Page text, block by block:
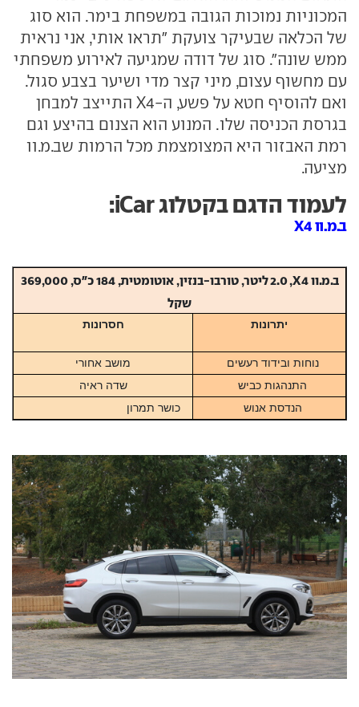
המכוניות נמוכות הגובה במשפחת בימר. הוא סוג
של הכלאה שבעיקר צועקת "תראו אותי, אני נראית
ממש שונה". סוג של דודה שמגיעה לאירוע משפחתי
עם מחשוף עצום, מיני קצר מדי ושיער בצבע סגול.
ואם להוסיף חטא על פשע, ה-X4 התייצב למבחן
בגרסת הכניסה שלו. המנוע הוא הצנום בהיצע וגם
רמת האבזור היא המצומצמת מכל הרמות שב.מ.וו
מציעה.
לעמוד הדגם בקטלוג iCar:
ב.מ.וו X4
ב.מ.ווX4
, 2.0 ליטר, טורבו-בנזין, אוטומטית, 184 כ"ס, 369,000
שקל
יתרונות חסרונות
נוחות ובידוד רעשים
מושב אחורי
התנהגות כביש
שדה ראיה
הנדסת אנוש
כושר תמרון